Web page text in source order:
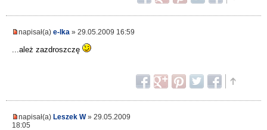
napisał(a) e-lka » 29.05.2009 16:59
...ależ zazdroszczę
napisał(a) Leszek W» 29.05.2009
18:05